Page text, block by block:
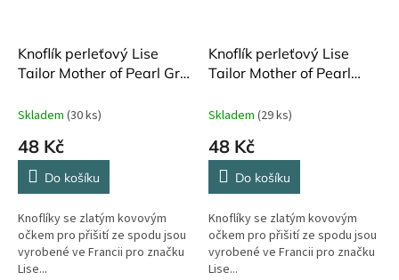
Knoflík perleťový Lise
Tailor Mother of Pearl Gris
Skladem (30 ks)
48 Kč
Do košíku
Knoflíky se zlatým kovovým
očkem pro přišití ze spodu jsou
vyrobené ve Francii pro značku
Lise...
Knoflík perleťový Lise
Tailor Mother of Pearl
Skladem (29 ks)
48 Kč
Do košíku
Knoflíky se zlatým kovovým
očkem pro přišití ze spodu jsou
vyrobené ve Francii pro značku
Lise...